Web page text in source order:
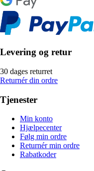
Levering og retur
30 dages returret
Returnér din ordre
Tjenester
Min konto
Hjælpecenter
Følg min ordre
Returnér min ordre
Rabatkoder